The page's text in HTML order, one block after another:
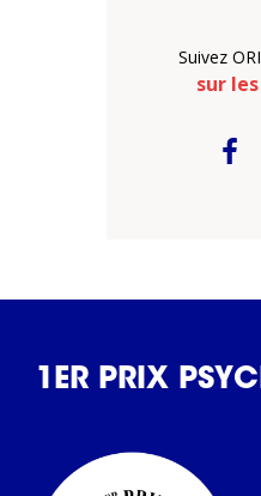
Suivez
sur
1ER PRIX